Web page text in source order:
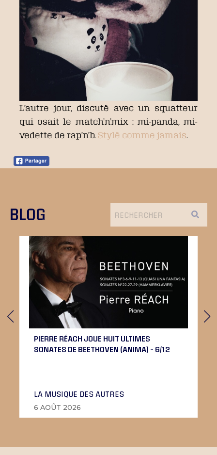
L’autre jour, discuté avec un squatteur
qui osait le match’n’mix : mi-panda, mi-
vedette de rap’n’b. Stylé comme jamais
BLOG
PIERRE RÉACH JOUE HUIT ULTIMES
SONATES DE BEETHOVEN (ANIMA) – 6/12
LA MUSIQUE DES AUTRES
6 AOÛT 2026